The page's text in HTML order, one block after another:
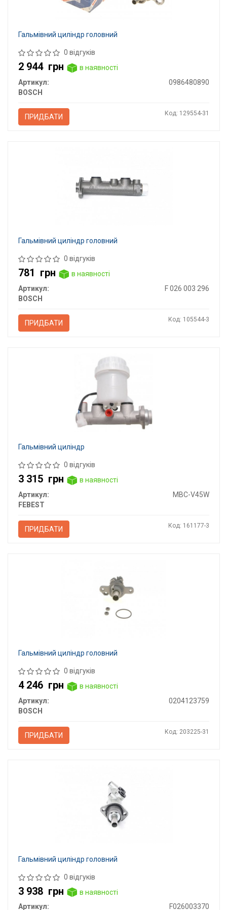
Гальмівний циліндр головний
0 відгуків
2 944 грн
в наявності
Артикул:
0986480890
BOSCH
ПРИДБАТИ Код: 129554-31
Гальмівний циліндр головний
0 відгуків
781 грн
в наявності
Артикул:
F 026 003 296
BOSCH
ПРИДБАТИ Код: 105544-3
Гальмівний циліндр
0 відгуків
3 315 грн
в наявності
Артикул:
MBC-V45W
FEBEST
ПРИДБАТИ Код: 161177-3
Гальмівний циліндр головний
0 відгуків
4 246 грн
в наявності
Артикул:
0204123759
BOSCH
ПРИДБАТИ Код: 203225-31
Гальмівний циліндр головний
0 відгуків
3 938 грн
в наявності
Артикул:
F026003370